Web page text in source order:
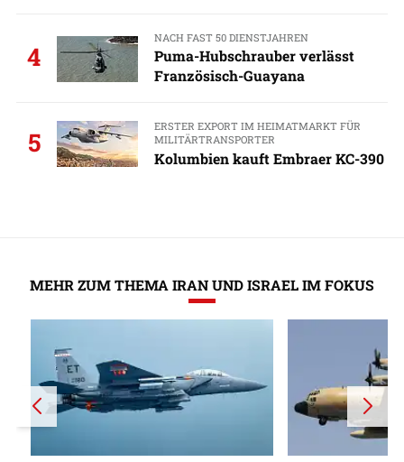
4
NACH FAST 50 DIENSTJAHREN
Puma-Hubschrauber verlässt
Französisch-Guayana
5
ERSTER EXPORT IM HEIMATMARKT FÜR
MILITÄRTRANSPORTER
Kolumbien kauft Embraer KC-390
MEHR ZUM THEMA IRAN UND ISRAEL IM FOKUS